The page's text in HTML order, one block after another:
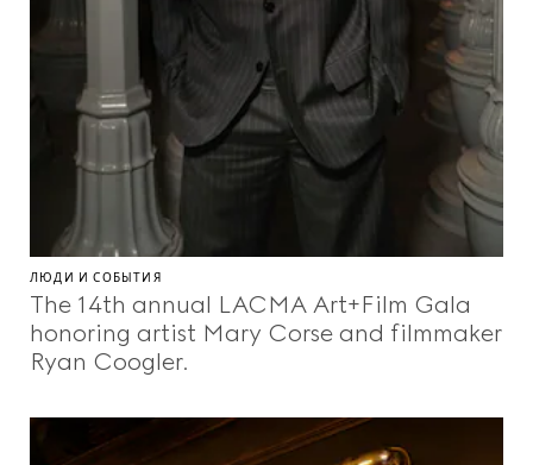
ЛЮДИ И СОБЫТИЯ
The 14th annual LACMA Art+Film Gala
honoring artist Mary Corse and filmmaker
Ryan Coogler.